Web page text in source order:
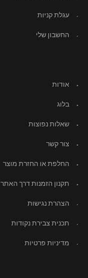
עגלת קניות
החשבון שלי
אודות
בלוג
שאלות נפוצות
צור קשר
החלפת או החזרת מוצר
תקנון הזמנות דרך האתר
הצהרת נגישות
תכנית צבירת נקודות
מדיניות פרטיות